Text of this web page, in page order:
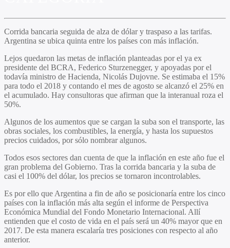
Corrida bancaria seguida de alza de dólar y traspaso a las tarifas.
Argentina se ubica quinta entre los países con más inflación.
Lejos quedaron las metas de inflación planteadas por el ya ex
presidente del BCRA, Federico Sturzenegger, y apoyadas por el
todavía ministro de Hacienda, Nicolás Dujovne. Se estimaba el 15%
para todo el 2018 y contando el mes de agosto se alcanzó el 25% en
el acumulado. Hay consultoras que afirman que la interanual roza el
50%.
Algunos de los aumentos que se cargan la suba son el transporte, las
obras sociales, los combustibles, la energía, y hasta los supuestos
precios cuidados, por sólo nombrar algunos.
Todos esos sectores dan cuenta de que la inflación en este año fue el
gran problema del Gobierno. Tras la corrida bancaria y la suba de
casi el 100% del dólar, los precios se tornaron incontrolables.
Es por ello que Argentina a fin de año se posicionaría entre los cinco
países con la inflación más alta según el informe de Perspectiva
Económica Mundial del Fondo Monetario Internacional. Allí
entienden que el costo de vida en el país será un 40% mayor que en
2017. De esta manera escalaría tres posiciones con respecto al año
anterior.